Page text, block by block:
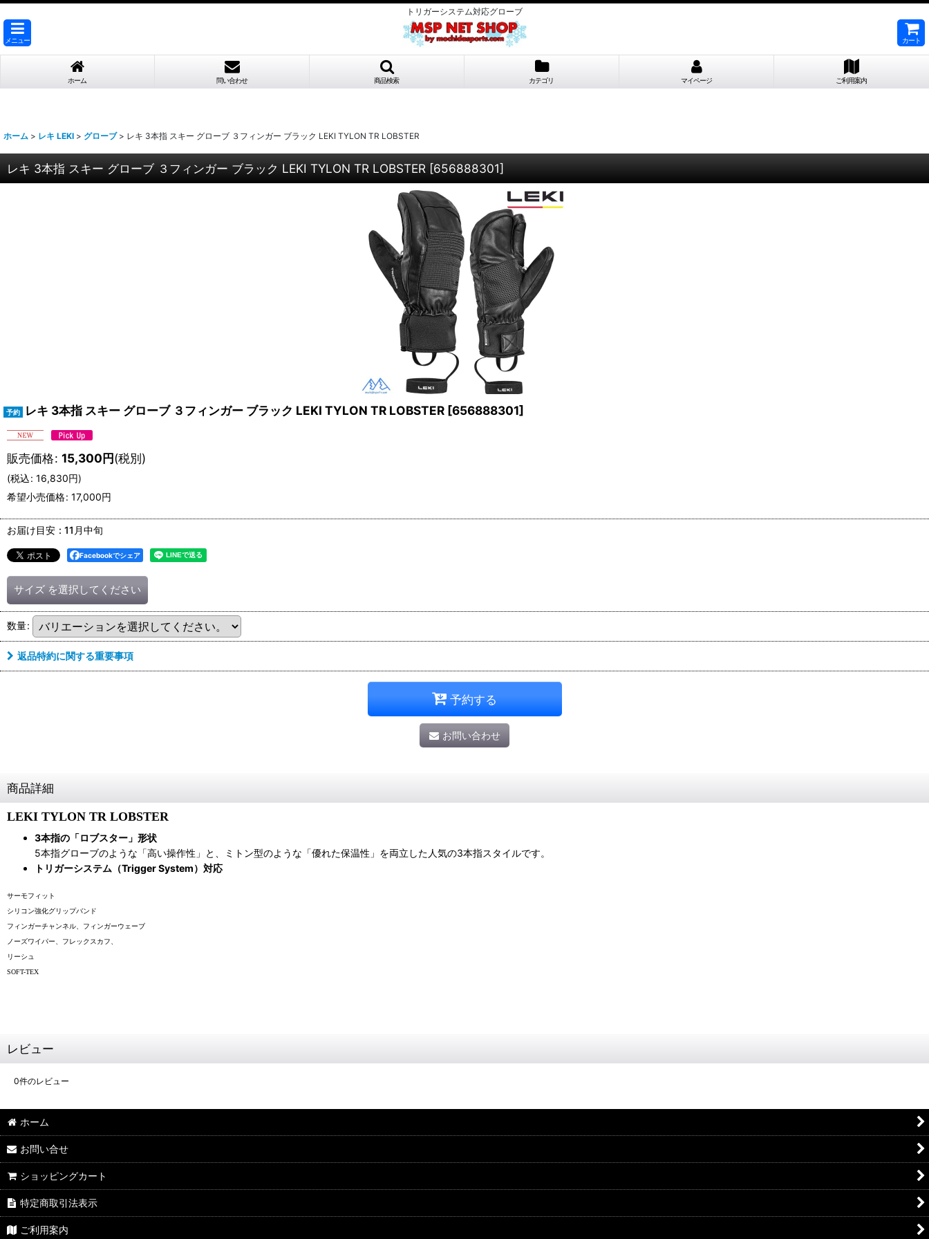
トリガーシステム対応グローブ
メニュー カート
ホーム 問い合わせ 商品検索 カテゴリ マイページ ご利用案内
ホーム > レキ LEKI > グローブ > レキ 3本指 スキー グローブ ３フィンガー ブラック LEKI TYLON TR LOBSTER
レキ 3本指 スキー グローブ ３フィンガー ブラック LEKI TYLON TR LOBSTER [656888301]
レキ 3本指 スキー グローブ ３フィンガー ブラック LEKI TYLON TR LOBSTER [656888301]
販売価格: 15,300円(税別)
(税込: 16,830円)
希望小売価格: 17,000円
お届け目安 : 11月中旬
Facebookでシェア
サイズ を選択してください
数量:
返品特約に関する重要事項
予約する
お問い合わせ
商品詳細
LEKI TYLON TR LOBSTER
3本指の「ロブスター」形状
5本指グローブのような「高い操作性」と、ミトン型のような「優れた保温性」を両立した人気の3本指スタイルです。
トリガーシステム（Trigger System）対応
サーモフィット
シリコン強化グリップバンド
フィンガーチャンネル、フィンガーウェーブ
ノーズワイパー、フレックスカフ、
リーシュ
SOFT-TEX
レビュー
0件のレビュー
ホーム
お問い合せ
ショッピングカート
特定商取引法表示
ご利用案内